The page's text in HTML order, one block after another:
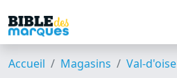
Accueil Magasins Val-d'oise